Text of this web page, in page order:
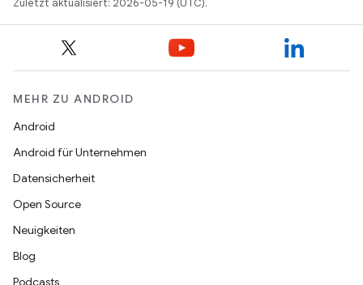
Zuletzt aktualisiert: 2026-05-19 (UTC).
MEHR ZU ANDROID
Android
Android für Unternehmen
Datensicherheit
Open Source
Neuigkeiten
Blog
Podcasts